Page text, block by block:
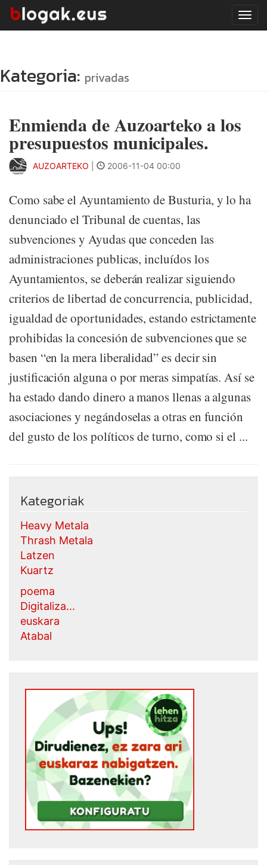
Kategoria: privadas
Enmienda de Auzoarteko a los
presupuestos municipales.
AUZOARTEKO 2006-11-04 00:00
Como sabe el Ayuntamiento de Busturia, y lo ha
denunciado el Tribunal de cuentas, las
subvenciones y Ayudas que conceden las
administraciones publicas, incluídos los
Ayuntamientos, se deberán realizar siguiendo
criterios de libertad de concurrencia, publicidad,
igualdad de oportunidades, estando estrictamente
prohibidas la concesión de subvenciones que se
basen “en la mera liberalidad” es decir sin
justificación alguna o por meras simpatías. Así se
ha estado dando dinero a manos llenas a algunas
asociaciones y negándoselas a otras en función
del gusto de los políticos de turno, como si el ...
Kategoriak
Heavy Metala
Thrash Metala
Latzen
Kuartz
poema
Digitaliza...
euskara
Atabal